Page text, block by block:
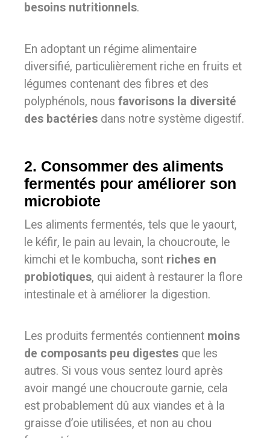
besoins nutritionnels.
En adoptant un régime alimentaire
diversifié, particulièrement riche en fruits et
légumes contenant des fibres et des
polyphénols, nous favorisons la diversité
des bactéries dans notre système digestif.
2. Consommer des aliments
fermentés pour améliorer son
microbiote
Les aliments fermentés, tels que le yaourt,
le kéfir, le pain au levain, la choucroute, le
kimchi et le kombucha, sont riches en
probiotiques, qui aident à restaurer la flore
intestinale et à améliorer la digestion.
Les produits fermentés contiennent moins
de composants peu digestes que les
autres. Si vous vous sentez lourd après
avoir mangé une choucroute garnie, cela
est probablement dû aux viandes et à la
graisse d’oie utilisées, et non au chou